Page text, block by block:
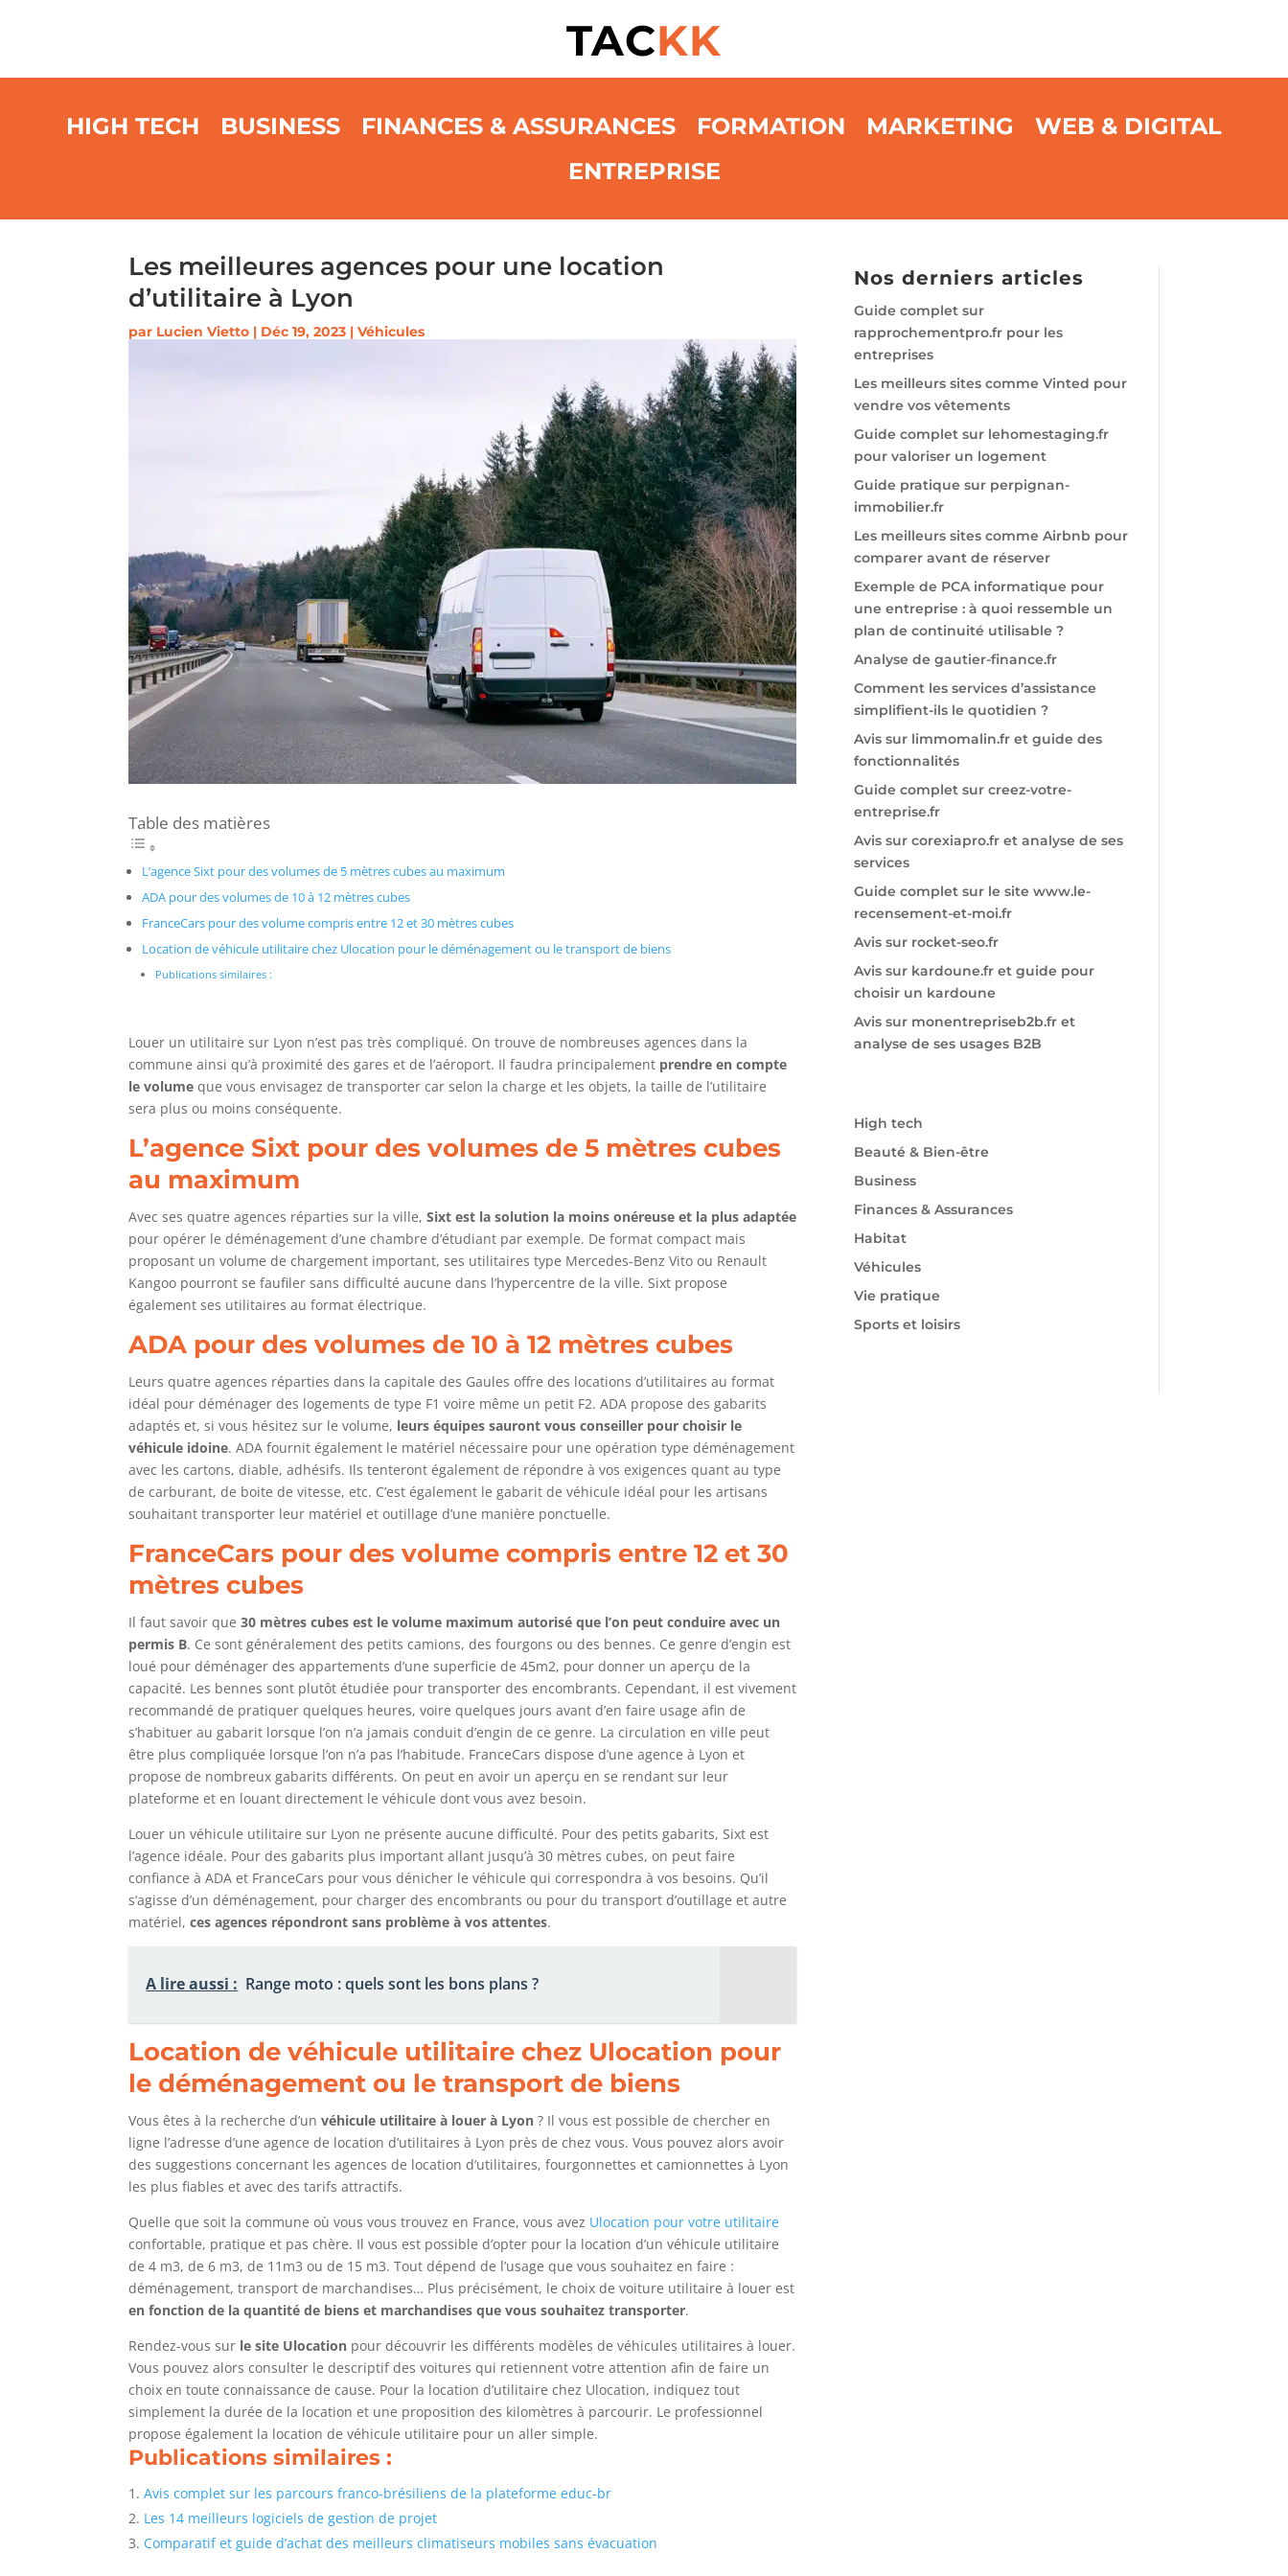
TACKK
HIGH TECH BUSINESS FINANCES & ASSURANCES FORMATION MARKETING
WEB & DIGITAL
ENTREPRISE
Les meilleures agences pour une location
d’utilitaire à Lyon
par Lucien Vietto | Déc 19, 2023 |Véhicules
Table des matières
L’agence Sixt pour des volumes de 5 mètres cubes au maximum
ADA pour des volumes de 10 à 12 mètres cubes
FranceCars pour des volume compris entre 12 et 30 mètres cubes
Location de véhicule utilitaire chez Ulocation pour le déménagement ou le transport de biens
Publications similaires :
Louer un utilitaire sur Lyon n’est pas très compliqué. On trouve de nombreuses agences dans la
commune ainsi qu’à proximité des gares et de l’aéroport. Il faudra principalement prendre en compte
le volume que vous envisagez de transporter car selon la charge et les objets, la taille de l’utilitaire
sera plus ou moins conséquente.
L’agence Sixt pour des volumes de 5 mètres cubes
au maximum
Avec ses quatre agences réparties sur la ville,Sixt est la solution la moins onéreuse et la plus adaptée
pour opérer le déménagement d’une chambre d’étudiant par exemple. De format compact mais
proposant un volume de chargement important, ses utilitaires type Mercedes-Benz Vito ou Renault
Kangoo pourront se faufiler sans difficulté aucune dans l’hypercentre de la ville. Sixt propose
également ses utilitaires au format électrique.
ADA pour des volumes de 10 à 12 mètres cubes
Leurs quatre agences réparties dans la capitale des Gaules offre des locations d’utilitaires au format
idéal pour déménager des logements de type F1 voire même un petit F2. ADA propose des gabarits
adaptés et, si vous hésitez sur le volume, leurs équipes sauront vous conseiller pour choisir le
véhicule idoine. ADA fournit également le matériel nécessaire pour une opération type déménagement
avec les cartons, diable, adhésifs. Ils tenteront également de répondre à vos exigences quant au type
de carburant, de boite de vitesse, etc. C’est également le gabarit de véhicule idéal pour les artisans
souhaitant transporter leur matériel et outillage d’une manière ponctuelle.
FranceCars pour des volume compris entre 12 et 30
mètres cubes
Il faut savoir que30 mètres cubes est le volume maximum autorisé que l’on peut conduire avec un
permis B. Ce sont généralement des petits camions, des fourgons ou des bennes. Ce genre d’engin est
loué pour déménager des appartements d’une superficie de 45m2, pour donner un aperçu de la
capacité. Les bennes sont plutôt étudiée pour transporter des encombrants. Cependant, il est vivement
recommandé de pratiquer quelques heures, voire quelques jours avant d’en faire usage afin de
s’habituer au gabarit lorsque l’on n’a jamais conduit d’engin de ce genre. La circulation en ville peut
être plus compliquée lorsque l’on n’a pas l’habitude. FranceCars dispose d’une agence à Lyon et
propose de nombreux gabarits différents. On peut en avoir un aperçu en se rendant sur leur
plateforme et en louant directement le véhicule dont vous avez besoin.
Louer un véhicule utilitaire sur Lyon ne présente aucune difficulté. Pour des petits gabarits, Sixt est
l’agence idéale. Pour des gabarits plus important allant jusqu’à 30 mètres cubes, on peut faire
confiance à ADA et FranceCars pour vous dénicher le véhicule qui correspondra à vos besoins. Qu’il
s’agisse d’un déménagement, pour charger des encombrants ou pour du transport d’outillage et autre
matériel,ces agences répondront sans problème à vos attentes.
A lire aussi : Range moto : quels sont les bons plans ?
Location de véhicule utilitaire chez Ulocation pour
le déménagement ou le transport de biens
Vous êtes à la recherche d’unvéhicule utilitaire à louer à Lyon? Il vous est possible de chercher en
ligne l’adresse d’une agence de location d’utilitaires à Lyon près de chez vous. Vous pouvez alors avoir
des suggestions concernant les agences de location d’utilitaires, fourgonnettes et camionnettes à Lyon
les plus fiables et avec des tarifs attractifs.
Quelle que soit la commune où vous vous trouvez en France, vous avez Ulocation pour votre utilitaire
confortable, pratique et pas chère. Il vous est possible d’opter pour la location d’un véhicule utilitaire
de 4 m3, de 6 m3, de 11m3 ou de 15 m3. Tout dépend de l’usage que vous souhaitez en faire :
déménagement, transport de marchandises… Plus précisément, le choix de voiture utilitaire à louer est
en fonction de la quantité de biens et marchandises que vous souhaitez transporter.
Rendez-vous sur le site Ulocation pour découvrir les différents modèles de véhicules utilitaires à louer.
Vous pouvez alors consulter le descriptif des voitures qui retiennent votre attention afin de faire un
choix en toute connaissance de cause. Pour la location d’utilitaire chez Ulocation, indiquez tout
simplement la durée de la location et une proposition des kilomètres à parcourir. Le professionnel
propose également la location de véhicule utilitaire pour un aller simple.
Publications similaires :
Avis complet sur les parcours franco-brésiliens de la plateforme educ-br
Les 14 meilleurs logiciels de gestion de projet
Comparatif et guide d’achat des meilleurs climatiseurs mobiles sans évacuation
Nos derniers articles
Guide complet sur
rapprochementpro.fr pour les
entreprises
Les meilleurs sites comme Vinted pour
vendre vos vêtements
Guide complet sur lehomestaging.fr
pour valoriser un logement
Guide pratique sur perpignan-
immobilier.fr
Les meilleurs sites comme Airbnb pour
comparer avant de réserver
Exemple de PCA informatique pour
une entreprise : à quoi ressemble un
plan de continuité utilisable ?
Analyse de gautier-finance.fr
Comment les services d’assistance
simplifient-ils le quotidien ?
Avis sur limmomalin.fr et guide des
fonctionnalités
Guide complet sur creez-votre-
entreprise.fr
Avis sur corexiapro.fr et analyse de ses
services
Guide complet sur le site www.le-
recensement-et-moi.fr
Avis sur rocket-seo.fr
Avis sur kardoune.fr et guide pour
choisir un kardoune
Avis sur monentrepriseb2b.fr et
analyse de ses usages B2B
High tech
Beauté & Bien-être
Business
Finances & Assurances
Habitat
Véhicules
Vie pratique
Sports et loisirs